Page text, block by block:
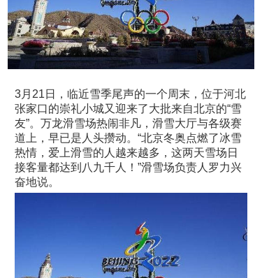
3月21日，临近雪季尾声的一个周末，位于河北
张家口的崇礼小城又迎来了大批来自北京的“雪
友”。万龙滑雪场热闹非凡，滑雪大厅与各级赛
道上，早已是人头攒动。“北京冬奥点燃了冰雪
热情，爱上滑雪的人越来越多，这两天雪场日
接客量都达到八九千人！”滑雪场负责人罗力兴
奋地说。